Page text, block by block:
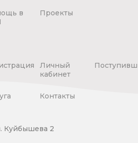
в
Проекты
Личный
кабинет
Контакты
Куйбышева 2